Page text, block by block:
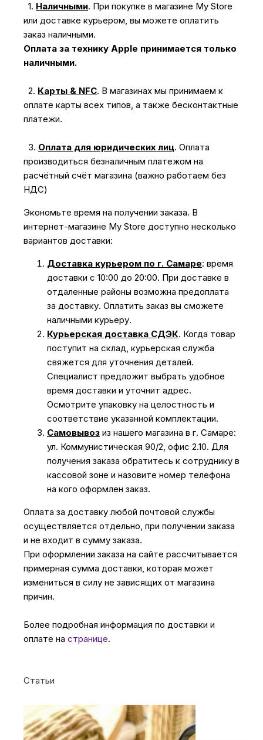
1. Наличными. При покупке в магазине My Store
или доставке курьером, вы можете оплатить
заказ наличными.
Оплата за технику Apple принимается только
наличными.
2. Карты & NFC. В магазинах мы принимаем к
оплате карты всех типов, а также бесконтактные
платежи.
3. Оплата для юридических лиц. Оплата
производиться безналичным платежом на
расчётный счёт магазина (важно работаем без
НДС)
Экономьте время на получении заказа. В
интернет-магазине My Store доступно несколько
вариантов доставки:
Доставка курьером по г. Самаре: время
доставки с 10:00 до 20:00. При доставке в
отдаленные районы возможна предоплата
за доставку. Оплатить заказ вы сможете
наличными курьеру.
Курьерская доставка СДЭК. Когда товар
поступит на склад, курьерская служба
свяжется для уточнения деталей.
Специалист предложит выбрать удобное
время доставки и уточнит адрес.
Осмотрите упаковку на целостность и
соответствие указанной комплектации.
Самовывоз из нашего магазина в г. Самаре:
ул. Коммунистическая 90/2, офис 2.10. Для
получения заказа обратитесь к сотруднику в
кассовой зоне и назовите номер телефона
на кого оформлен заказ.
Оплата за доставку любой почтовой службы
осуществляется отдельно, при получении заказа
и не входит в сумму заказа.
При оформлении заказа на сайте рассчитывается
примерная сумма доставки, которая может
измениться в силу не зависящих от магазина
причин.
Более подробная информация по доставки и
оплате на странице.
Статьи